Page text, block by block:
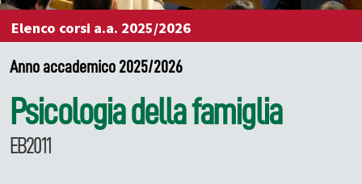
Elenco corsi a.a. 2025/2026
Anno accademico 2025/2026
Psicologia della famiglia
EB2011